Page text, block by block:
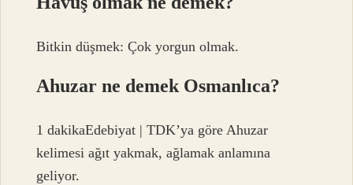
Bitkin düşmek: Çok yorgun olmak.
Ahuzar ne demek Osmanlıca?
1 dakikaEdebiyat | TDK’ya göre Ahuzar
kelimesi ağıt yakmak, ağlamak anlamına
geliyor.